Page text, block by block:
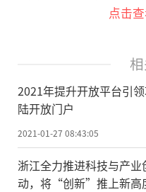
支持两江新区
放平台，优先布局
示范项目;
建设“一带一
心，推进加工贸易
验区建设…
点击
2021年提升开放平台引
陆开放门户
2021-01-27 08:43:05
浙江全力推进科技与产业
动，将“创新”推上新高